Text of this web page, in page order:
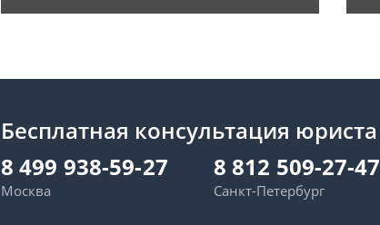
Бесплатная консультация юриста
8 499 938-59-27
Москва
8 812 509-27-47
Санкт-Петербург